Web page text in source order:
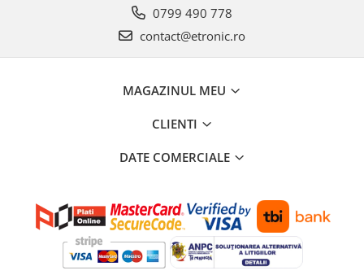
0799 490 778
contact@etronic.ro
MAGAZINUL MEU
CLIENTI
DATE COMERCIALE